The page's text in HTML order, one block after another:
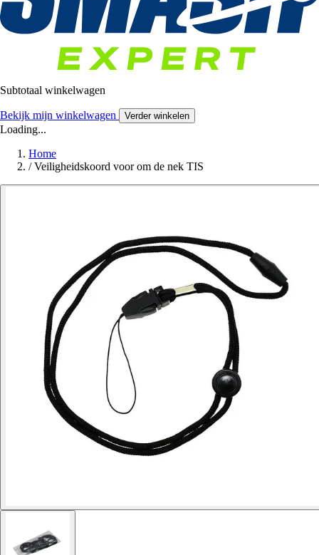
Subtotaal winkelwagen
Bekijk mijn winkelwagen Verder winkelen
Loading...
Home
/ Veiligheidskoord voor om de nek TIS